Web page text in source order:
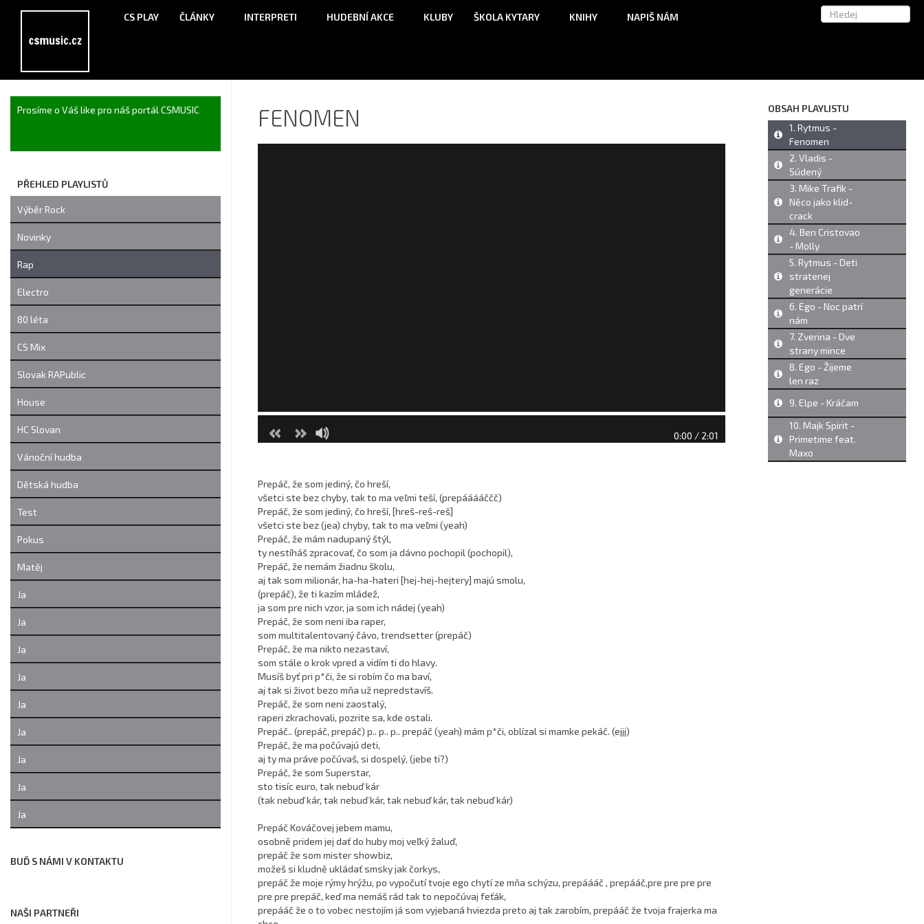
CS PLAY ČLÁNKY INTERPRETI HUDEBNÍ AKCE KLUBY ŠKOLA KYTARY KNIHY NAPIŠ NÁM
FENOMEN
0:00 / 2:01
Prepáč, že som jediný, čo hreší,
všetci ste bez chyby, tak to ma veľmi teší, (prepááááččč)
Prepáč, že som jediný, čo hreší, [hreš-reš-reš]
všetci ste bez (jea) chyby, tak to ma veľmi (yeah)
Prepáč, že mám nadupaný štýl,
ty nestíháš zpracovať, čo som ja dávno pochopil (pochopil),
Prepáč, že nemám žiadnu školu,
aj tak som milionár, ha-ha-hateri [hej-hej-hejtery] majú smolu,
(prepáč), že ti kazím mládež,
ja som pre nich vzor, ja som ich nádej (yeah)
Prepáč, že som neni iba raper,
som multitalentovaný čávo, trendsetter (prepáč)
Prepáč, že ma nikto nezastaví,
som stále o krok vpred a vidím ti do hlavy.
Musíš byť pri p*či, že si robím čo ma baví,
aj tak si život bezo mňa už nepredstavíš.
Prepáč, že som neni zaostalý,
raperi zkrachovali, pozrite sa, kde ostali.
Prepáč.. (prepáč, prepáč) p.. p.. p.. prepáč (yeah) mám p*či, oblízal si mamke pekáč. (ejjj)
Prepáč, že ma počúvajú deti,
aj ty ma práve počúvaš, si dospelý, (jebe ti?)
Prepáč, že som Superstar,
sto tisíc euro, tak nebuď kár
(tak nebuď kár, tak nebuď kár, tak nebuď kár, tak nebuď kár)
Prepáč Kováčovej jebem mamu,
osobně pridem jej dať do huby moj veľký žaluď,
prepáč že som mister showbiz,
možeš si kludně ukládať smsky jak čorkys,
prepáč že moje rýmy hrýžu, po vypočutí tvoje ego chytí ze mňa schýzu, prepáááč , prepááč,pre pre pre pre
pre pre prepáč, keď ma nemáš rád tak to nepočúvaj feťák,
prepááč že o to vobec nestojím já som vyjebaná hviezda preto aj tak zarobím, prepááč že tvoja frajerka ma
OBSAH PLAYLISTU
1. Rytmus -
Fenomen
2. Vladis -
Súdený
3. Mike Trafik -
Něco jako klid-
crack
4. Ben Cristovao
- Molly
5. Rytmus - Deti
stratenej
generácie
6. Ego - Noc patrí
nám
7. Zverina - Dve
strany mince
8. Ego - Žijeme
len raz
9. Elpe - Kráčam
10. Majk Spirit -
Primetime feat.
Maxo
Prosíme o Váš like pro náš portál CSMUSIC
PŘEHLED PLAYLISTŮ
Výběr Rock
Novinky
Rap
Electro
80 léta
CS Mix
Slovak RAPublic
House
HC Slovan
Vánoční hudba
Dětská hudba
Test
Pokus
Matěj
Ja
Ja
Ja
Ja
Ja
Ja
Ja
Ja
Ja
BUĎ S NÁMI V KONTAKTU
NAŠI PARTNEŘI